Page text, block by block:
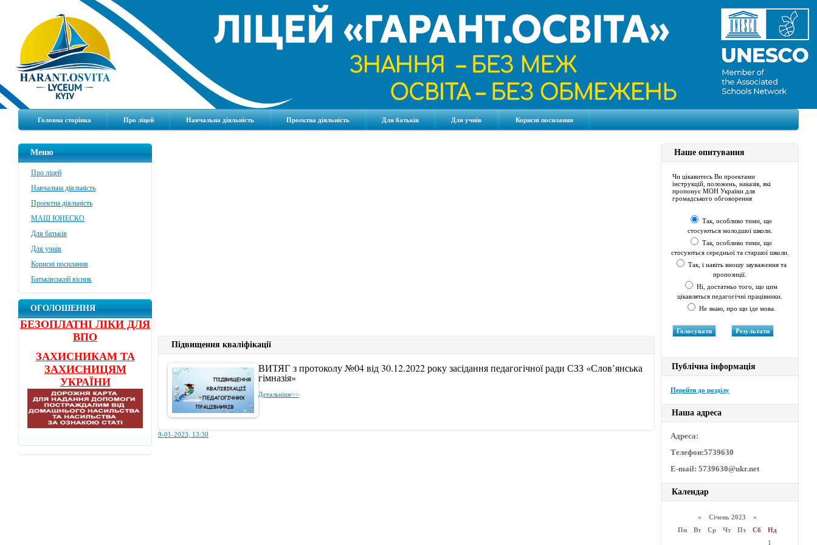
Головна сторінка Про ліцей Навчальна діяльність Проектна діяльність Для батьків Для учнів Корисні посилання
Меню
Про ліцей
Навчальна діяльність
Проектна діяльність
МАШ ЮНЕСКО
Для батьків
Для учнів
Корисні посилання
Батьківський вісник
ОГОЛОШЕННЯ
БЕЗОПЛАТНІ ЛІКИ ДЛЯ
ВПО
ЗАХИСНИКАМ ТА
ЗАХИСНИЦЯМ
УКРАЇНИ
Підвищення кваліфікації
ВИТЯГ з протоколу №04 від 30.12.2022 року засідання педагогічної ради СЗЗ «Слов’янська
гімназія»
Детальніше>>
9-01-2023, 13:30
Наше опитування
Чи цікавитесь Ви проектами
інструкцій, положень, наказів, які
пропонує МОН України для
громадського обговорення
Так, особливо тими, що
стосуються молодшої школи.
Так, особливо тими, що
стосуються середньої та старшої школи.
Так, і навіть вношу зауваження та
пропозиції.
Ні, достатньо того, що цим
цікавляться педагогічні працівники.
Не знаю, про що іде мова.
Публічна інформація
Перейти до розділу
Наша адреса
Адреса:
Телефон:5739630
E-mail: 5739630@ukr.net
Календар
« Січень 2023 »
Пн
Вт Ср Чт Пт Сб
Нд
1